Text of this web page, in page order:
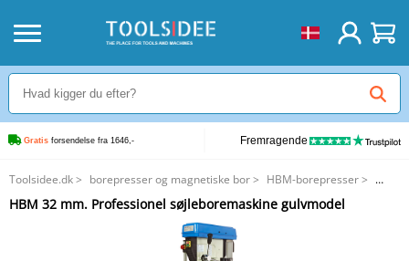
Gratis forsendelse fra 1646,- Fremragende
Toolsidee.dk> borepresser og magnetiske bor> HBM-borepresser>
HBM 32 mm. Professionel søjleboremaskine gulvmodel
HBM 32 mm. Professionel søjleboremaskine gulvmodel